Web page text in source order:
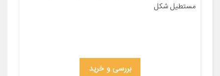
مستطیل شکل
بررسی و خرید